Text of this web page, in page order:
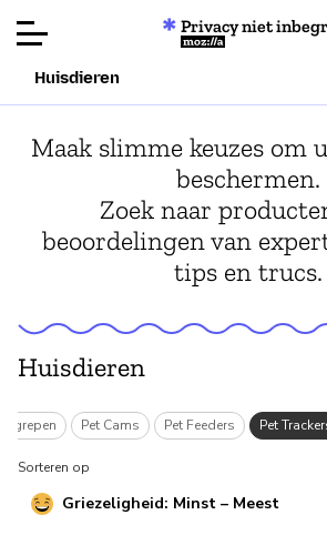
Articles
Over
Doneren
Privacy niet
Mozilla
Huisdieren
Maak slimme keuzes om
beschermen.
Zoek naar
beoordelingen van
tips en trucs.
Huisdieren
Pet Cams Pet Feeders Pet
Sorteren op
Griezeligheid: Minst – Meest